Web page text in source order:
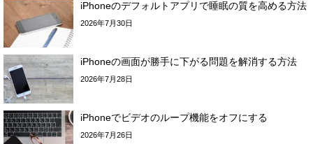
iPhoneのデフォルトアプリで睡眠の質を高める方法
2026年7月30日
iPhoneの画面が勝手に下がる問題を解消する方法
2026年7月28日
iPhoneでビデオのループ機能をオフにする
2026年7月26日